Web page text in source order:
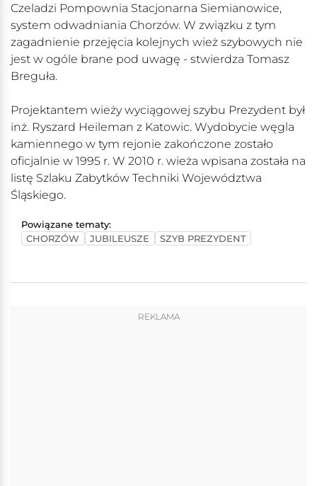
Czeladzi Pompownia Stacjonarna Siemianowice,
system odwadniania Chorzów. W związku z tym
zagadnienie przejęcia kolejnych wież szybowych nie
jest w ogóle brane pod uwagę - stwierdza Tomasz
Breguła.
Projektantem wieży wyciągowej szybu Prezydent był
inż. Ryszard Heileman z Katowic. Wydobycie węgla
kamiennego w tym rejonie zakończone zostało
oficjalnie w 1995 r. W 2010 r. wieża wpisana została na
listę Szlaku Zabytków Techniki Województwa
Śląskiego.
Powiązane tematy:
CHORZÓW
JUBILEUSZE SZYB PREZYDENT
REKLAMA